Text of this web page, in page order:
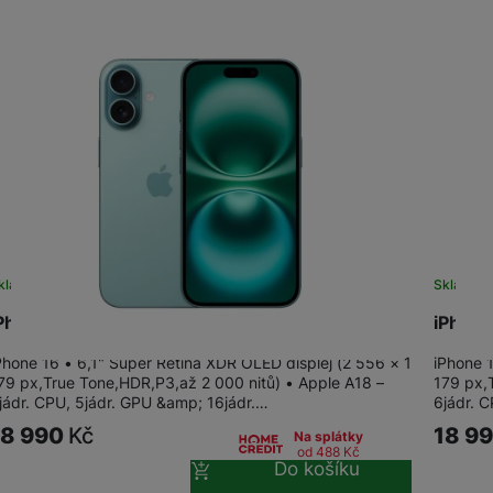
Infinix
Motorola
Google Pixel
Doogee
Samsung
Xiaomi
Vivo
Honor
TCL
Xiaomi
Xiaomi Redmi
Xiaomi Redmi Note
Renewd iPhone
16 128GB Teal
16 • 6,1" Super Retina XDR OLED displej (2 556 × 1
px,True Tone,HDR,P3,až 2 000 nitů) • Apple A18 –
CPU, 5jádr. GPU &amp; 16jádr.…
990 Kč
Na splátky
od 488 Kč
Do košíku
Skladem
iPhone
179
6jádr.
18